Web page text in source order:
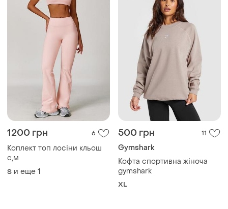
1200 грн
Коплект топ лосіни кльош
и еще 1
500 грн
Gymshark
Кофта спортивна жіноча
gymshark
TOP